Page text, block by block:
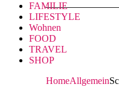
FAMILIE
LIFESTYLE
Wohnen
FOOD
TRAVEL
SHOP
HomeAllgemein